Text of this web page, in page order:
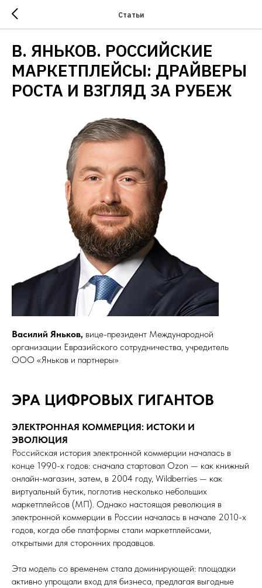
Статьи
В. ЯНЬКОВ. РОССИЙСКИЕ
МАРКЕТПЛЕЙСЫ: ДРАЙВЕРЫ
РОСТА И ВЗГЛЯД ЗА РУБЕЖ
Василий Яньков, вице-президент Международной
организации Евразийского сотрудничества, учредитель
ООО «Яньков и партнеры»
ЭРА ЦИФРОВЫХ ГИГАНТОВ
ЭЛЕКТРОННАЯ КОММЕРЦИЯ: ИСТОКИ И
ЭВОЛЮЦИЯ
Российская история электронной коммерции началась в
конце 1990-х годов: сначала стартовал Ozon — как книжный
онлайн-магазин, затем, в 2004 году, Wildberries — как
виртуальный бутик, поглотив несколько небольших
маркетплейсов (МП). Однако настоящая революция в
электронной коммерции в России началась в начале 2010-х
годов, когда обе платформы стали маркетплейсами,
открытыми для сторонних продавцов.
Эта модель со временем стала доминирующей: площадки
активно упрощали вход для бизнеса, предлагая выгодные